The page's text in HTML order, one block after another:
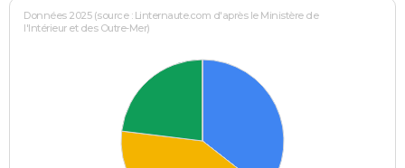
Données 2025 (source : Linternaute.com d'après le Ministère de
l'Intérieur et des Outre-Mer)